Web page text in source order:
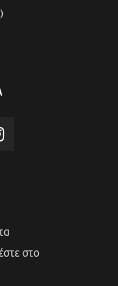
στο